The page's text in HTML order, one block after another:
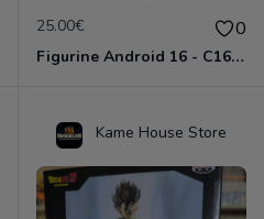
25.00€ 0
Figurine Android 16 - C16 – GXmateria – Officielle Import Japon
Kame House Store